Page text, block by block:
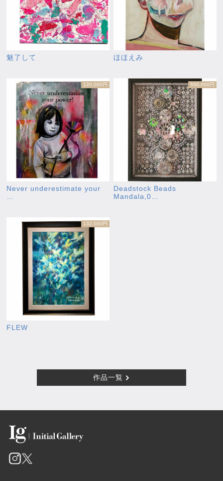
魅了して ほほえみ
120,000円
Never underestimate your
…
550,000円
Deadstock Beads
Mandala,0…
132,000円
FLEW
作品一覧